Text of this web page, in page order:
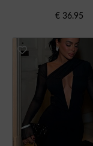
€ 36.95